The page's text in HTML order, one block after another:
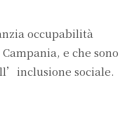
occupabilità
e che sono
sociale.